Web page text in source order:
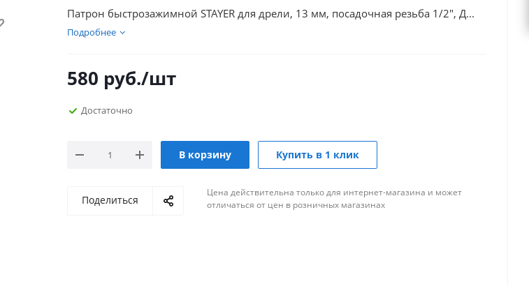
Патрон быстрозажимной STAYER для дрели, 13 мм, посадочная резьба 1/2", Д...
Подробнее
580 руб./шт
Достаточно
В корзину Купить в 1 клик
Поделиться
Цена действительна только для интернет-магазина и может
отличаться от цен в розничных магазинах